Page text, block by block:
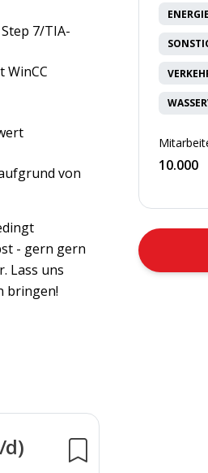
7/TIA-
WinCC
von
- gern gern
Lass uns
bringen!
d)
10.000